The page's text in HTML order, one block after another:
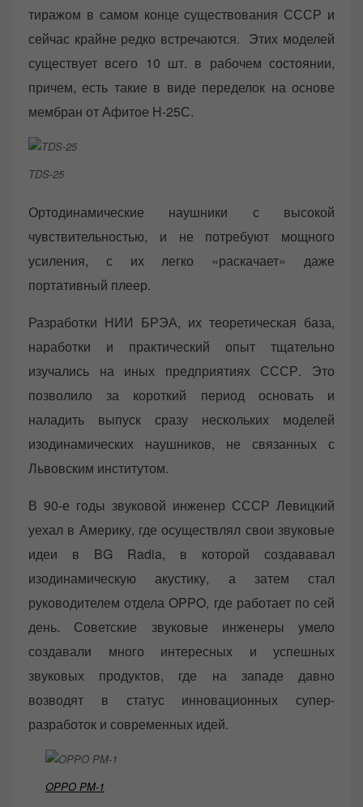
тиражом в самом конце существования СССР и
сейчас крайне редко встречаются. Этих моделей
существует всего 10 шт. в рабочем состоянии,
причем, есть такие в виде переделок на основе
мембран от Афитое Н-25С.
TDS-25
Ортодинамические наушники с высокой
чувствительностью, и не потребуют мощного
усиления, с их легко «раскачает» даже
портативный плеер.
Разработки НИИ БРЭА, их теоретическая база,
наработки и практический опыт тщательно
изучались на иных предприятиях СССР. Это
позволило за короткий период основать и
наладить выпуск сразу нескольких моделей
изодинамических наушников, не связанных с
Львовским институтом.
В 90-е годы звуковой инженер СССР Левицкий
уехал в Америку, где осуществлял свои звуковые
идеи в BG Radia, в которой создававал
изодинамическую акустику, а затем стал
руководителем отдела OPPO, где работает по сей
день. Советские звуковые инженеры умело
создавали много интересных и успешных
звуковых продуктов, где на западе давно
возводят в статус инновационных супер-
разработок и современных идей.
OPPO PM-1